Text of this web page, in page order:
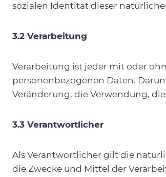
sozialen Identität dieser
3.2 Verarbeitung
Verarbeitung ist jeder mit oder
personenbezogenen Daten.
Veränderung, die Verwendung,
3.3 Verantwortlicher
Als Verantwortlicher gilt die
die Zwecke und Mittel der